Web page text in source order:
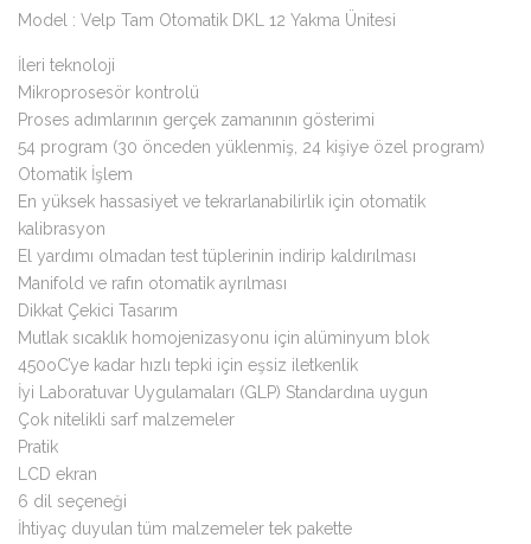
Model : Velp Tam Otomatik DKL 12 Yakma Ünitesi
İleri teknoloji
Mikroprosesör kontrolü
Proses adımlarının gerçek zamanının gösterimi
54 program (30 önceden yüklenmiş, 24 kişiye özel program)
Otomatik İşlem
En yüksek hassasiyet ve tekrarlanabilirlik için otomatik
kalibrasyon
El yardımı olmadan test tüplerinin indirip kaldırılması
Manifold ve rafın otomatik ayrılması
Dikkat Çekici Tasarım
Mutlak sıcaklık homojenizasyonu için alüminyum blok
450oC’ye kadar hızlı tepki için eşsiz iletkenlik
İyi Laboratuvar Uygulamaları (GLP) Standardına uygun
Çok nitelikli sarf malzemeler
Pratik
LCD ekran
6 dil seçeneği
İhtiyaç duyulan tüm malzemeler tek pakette